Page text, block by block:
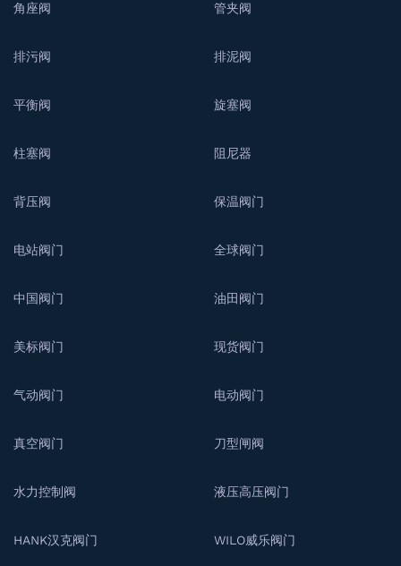
角座阀 管夹阀
排污阀 排泥阀
平衡阀 旋塞阀
柱塞阀 阻尼器
背压阀 保温阀门
电站阀门 全球阀门
中国阀门 油田阀门
美标阀门 现货阀门
气动阀门 电动阀门
真空阀门 刀型闸阀
水力控制阀 液压高压阀门
HANK汉克阀门 WILO威乐阀门